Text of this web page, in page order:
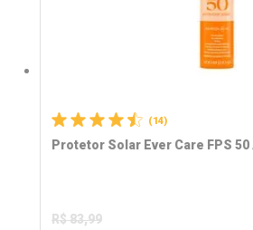
(14)
Protetor Solar Ever Care FPS 50
R$ 83,99